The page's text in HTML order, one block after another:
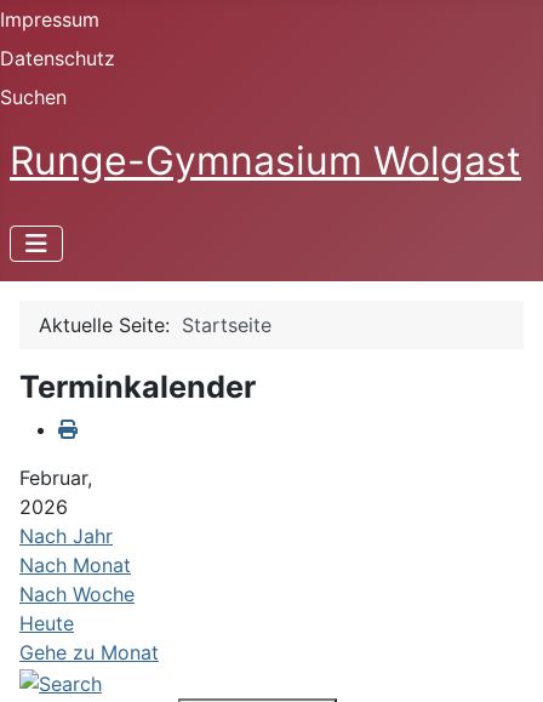
Impressum
Datenschutz
Suchen
Runge-Gymnasium Wolgast
Aktuelle Seite: Startseite
Terminkalender
Februar,
2026
Nach Jahr
Nach Monat
Nach Woche
Heute
Gehe zu Monat